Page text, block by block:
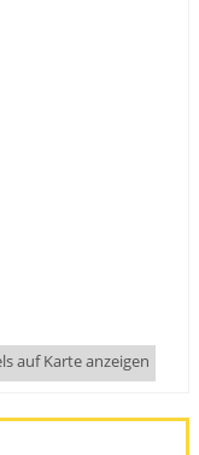
auf Karte anzeigen